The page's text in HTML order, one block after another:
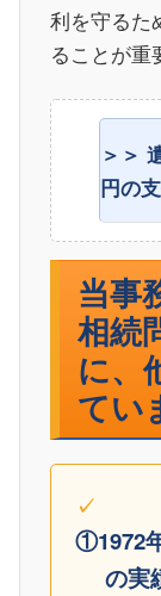
利を守るた
ることが重
円の
当事
相続
に、
てい
①1972
の実